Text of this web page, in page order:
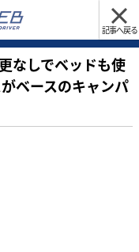
記事へ戻る
なしでベッドも使
ベースのキャンパ